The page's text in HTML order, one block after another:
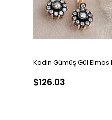
Kadın Gümüş Gül
$126.03